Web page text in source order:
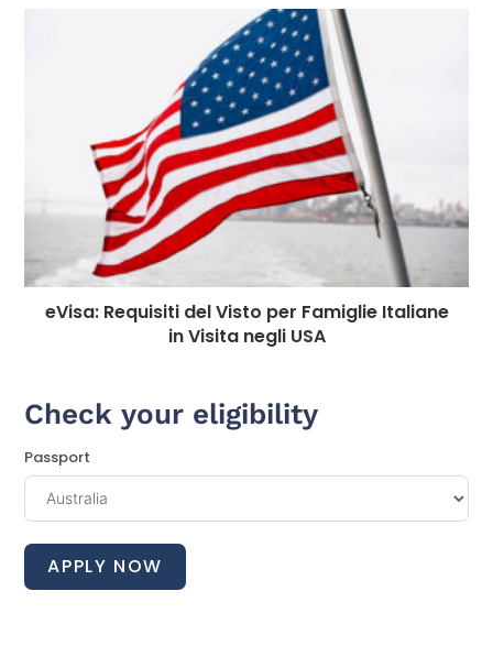
eVisa: Requisiti del Visto per Famiglie Italiane
in Visita negli USA
Check your eligibility
Passport
APPLY NOW